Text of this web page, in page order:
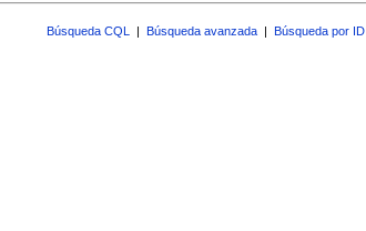
Búsqueda CQL Búsqueda avanzada Búsqueda por ID